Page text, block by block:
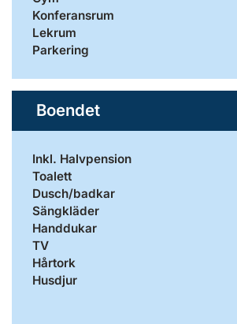
Konferansrum
Lekrum
Parkering
Boendet
Inkl. Halvpension
Toalett
Dusch/badkar
Sängkläder
Handdukar
TV
Hårtork
Husdjur